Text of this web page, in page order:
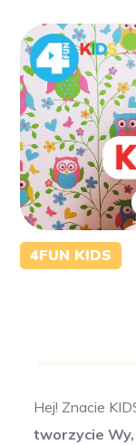
4FUN KIDS
Hej! Znacie
tworzycie